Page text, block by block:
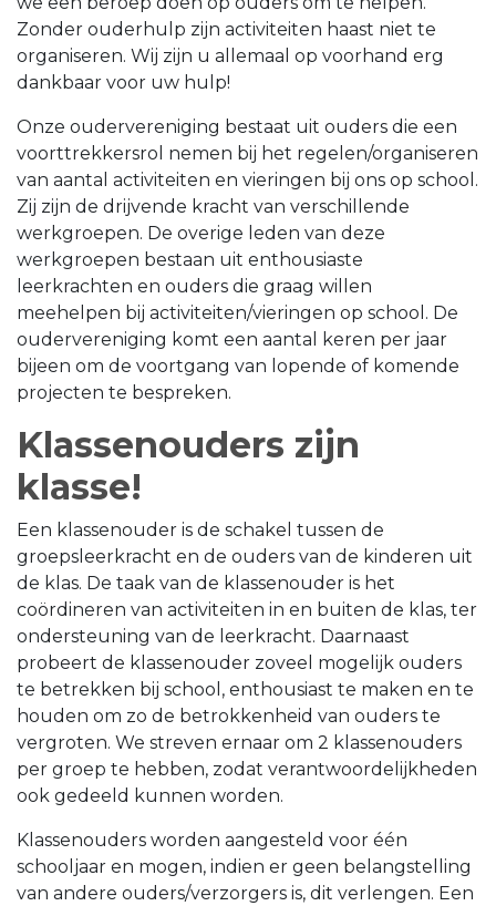
Zonder ouderhulp zijn activiteiten haast niet te
organiseren. Wij zijn u allemaal op voorhand erg
dankbaar voor uw hulp!
Onze oudervereniging bestaat uit ouders die een
voorttrekkersrol nemen bij het regelen/organiseren
van aantal activiteiten en vieringen bij ons op school.
Zij zijn de drijvende kracht van verschillende
werkgroepen. De overige leden van deze
werkgroepen bestaan uit enthousiaste
leerkrachten en ouders die graag willen
meehelpen bij activiteiten/vieringen op school. De
oudervereniging komt een aantal keren per jaar
bijeen om de voortgang van lopende of komende
projecten te bespreken.
Klassenouders zijn
klasse!
Een klassenouder is de schakel tussen de
groepsleerkracht en de ouders van de kinderen uit
de klas. De taak van de klassenouder is het
coördineren van activiteiten in en buiten de klas, ter
ondersteuning van de leerkracht. Daarnaast
probeert de klassenouder zoveel mogelijk ouders
te betrekken bij school, enthousiast te maken en te
houden om zo de betrokkenheid van ouders te
vergroten. We streven ernaar om 2 klassenouders
per groep te hebben, zodat verantwoordelijkheden
ook gedeeld kunnen worden.
Klassenouders worden aangesteld voor één
schooljaar en mogen, indien er geen belangstelling
van andere ouders/verzorgers is, dit verlengen. Een